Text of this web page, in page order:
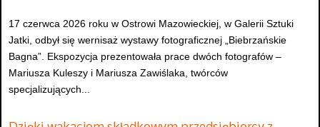
17 czerwca 2026 roku w Ostrowi Mazowieckiej, w Galerii Sztuki
Jatki, odbył się wernisaż wystawy fotograficznej „Biebrzańskie
Bagna”. Ekspozycja prezentowała prace dwóch fotografów –
Mariusza Kuleszy i Mariusza Zawiślaka, twórców
specjalizujących...